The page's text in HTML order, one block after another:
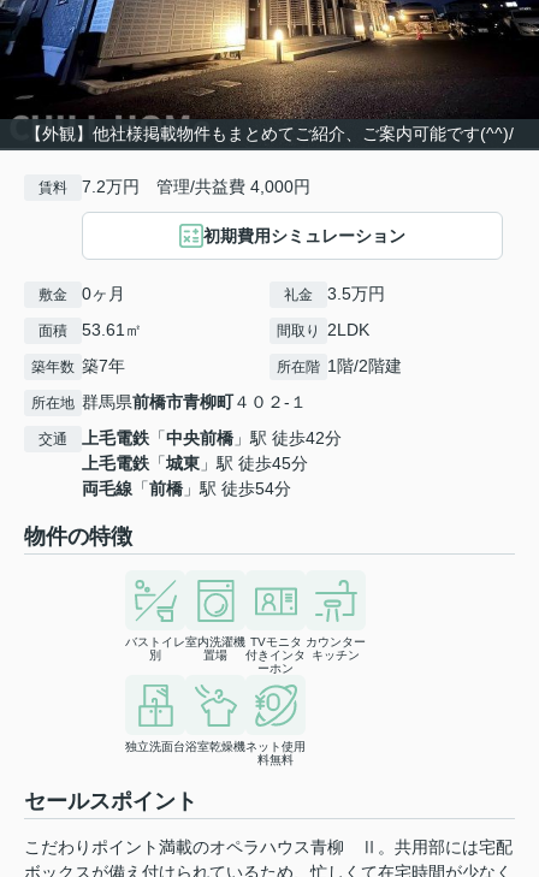
【外観】他社様掲載物件もまとめてご紹介、ご案内可能です(^^)/
賃料 7.2万円 管理/共益費 4,000円
初期費用シミュレーション
敷金 0ヶ月 礼金 3.5万円
面積 53.61㎡ 間取り 2LDK
築年数 築7年 所在階 1階/2階建
所在地 群馬県前橋市青柳町４０２-１
交通 上毛電鉄 「中央前橋 」駅 徒歩42分
上毛電鉄 「城東 」駅 徒歩45分
両毛線 「前橋 」駅 徒歩54分
物件の特徴
バストイレ
別
室内洗濯機
置場
TVモニタ
付きインタ
ーホン
カウンター
キッチン
独立洗面台浴室乾燥機ネット使用
料無料
セールスポイント
こだわりポイント満載のオペラハウス青柳 Ⅱ。共用部には宅配
ボックスが備え付けられているため、忙しくて在宅時間が少なく